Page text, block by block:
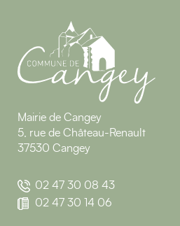
Mairie de Cangey
5, rue de Château-Renault
37530 Cangey
02 47 30 08 43
02 47 30 14 06